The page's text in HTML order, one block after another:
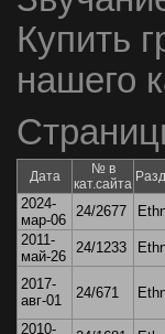
Купить
нашего
Дата
№ в
кат.сайта
2024-
мар-06
24/2677
2011-
май-26
24/1233
2017-
авг-01
24/671
2010-